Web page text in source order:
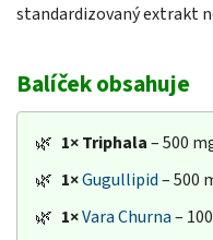
standardizovaný extrakt
Balíček obsahuje
🌿 1×Triphala– 500
🌿 1×Gugullipid– 500
🌿 1×Vara Churna–